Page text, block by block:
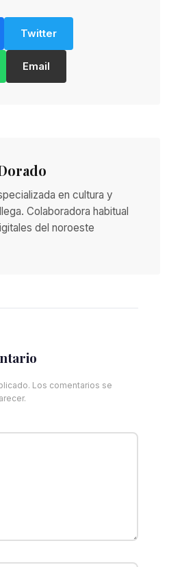
Twitter
Email
en cultura y
Colaboradora habitual
del noroeste
Los comentarios se